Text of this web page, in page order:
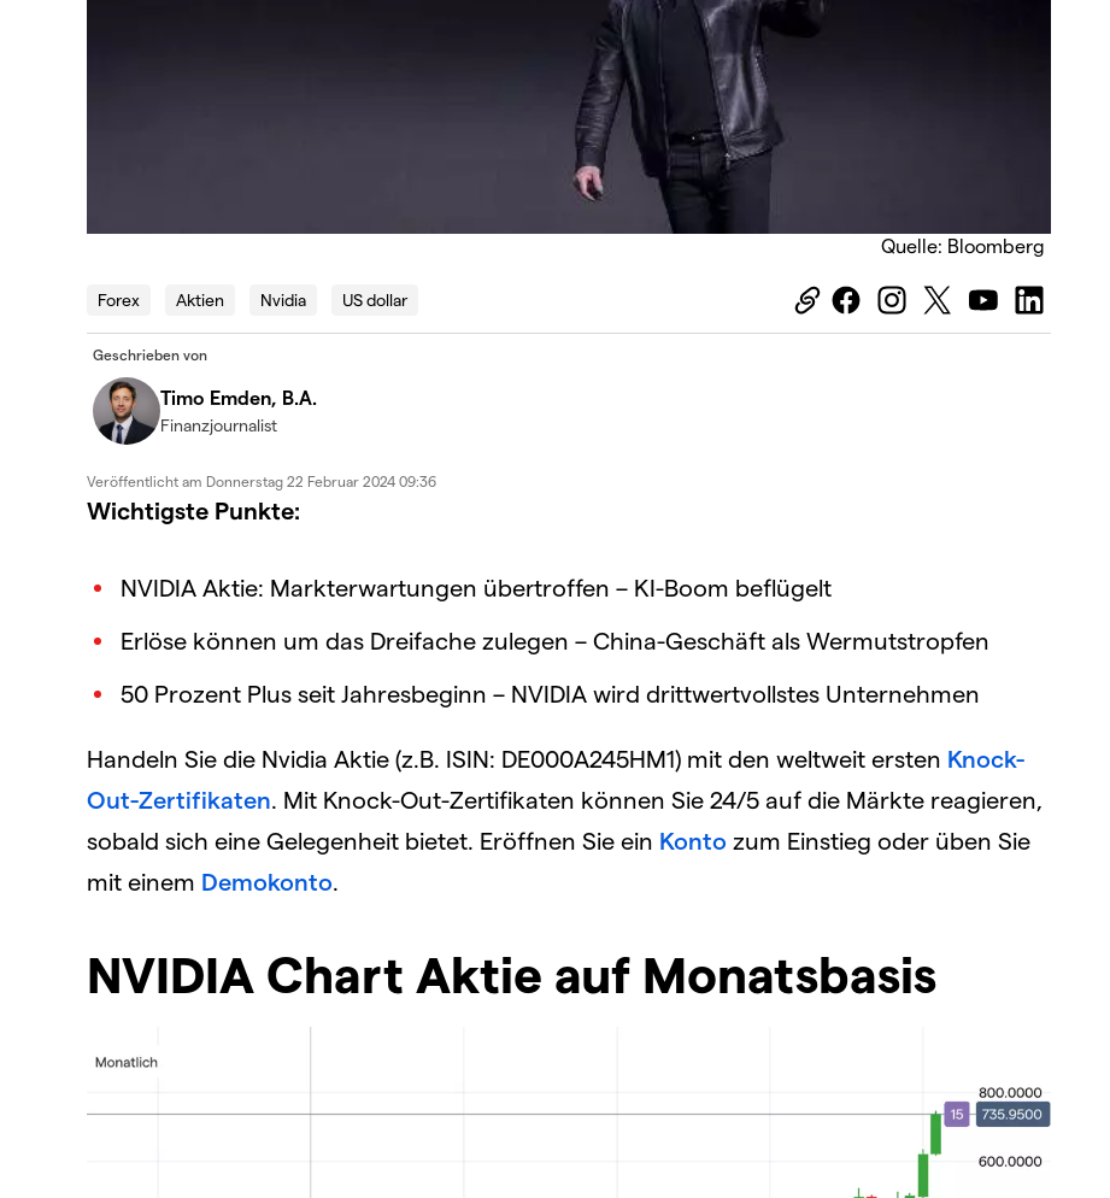
Quelle: Bloomberg
Forex Aktien Nvidia US dollar
Geschrieben von
Timo Emden, B.A.
Finanzjournalist
Veröffentlicht am Donnerstag 22 Februar 2024 09:36
Wichtigste Punkte:
NVIDIA Aktie: Markterwartungen übertroffen – KI-Boom beflügelt
Erlöse können um das Dreifache zulegen – China-Geschäft als Wermutstropfen
50 Prozent Plus seit Jahresbeginn – NVIDIA wird drittwertvollstes Unternehmen
Handeln Sie die Nvidia Aktie (z.B. ISIN: DE000A245HM1) mit den weltweit ersten Knock-
Out-Zertifikaten . Mit Knock-Out-Zertifikaten können Sie 24/5 auf die Märkte reagieren,
sobald sich eine Gelegenheit bietet. Eröffnen Sie ein Konto zum Einstieg oder üben Sie
mit einem Demokonto
NVIDIA Chart Aktie auf Monatsbasis